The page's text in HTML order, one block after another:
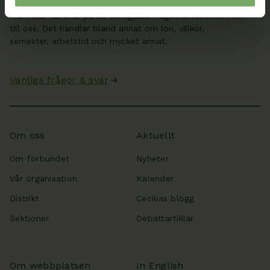
Här hittar du svar på de vanligaste frågorna som kommer
till oss. Det handlar bland annat om lön, villkor,
semester, arbetstid och mycket annat.
Vanliga frågor & svar
Om oss
Om förbundet
Vår organisation
Distrikt
Sektioner
Aktuellt
Nyheter
Kalender
Cecilias blogg
Debattartiklar
Om webbplatsen In English